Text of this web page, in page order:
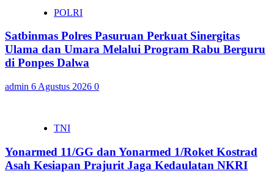
POLRI
Satbinmas Polres Pasuruan Perkuat Sinergitas
Ulama dan Umara Melalui Program Rabu Berguru
di Ponpes Dalwa
admin 6 Agustus 2026 0
TNI
Yonarmed 11/GG dan Yonarmed 1/Roket Kostrad
Asah Kesiapan Prajurit Jaga Kedaulatan NKRI